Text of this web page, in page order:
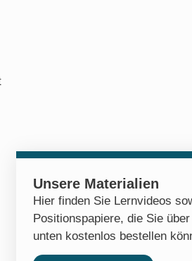
Unsere Materialien
Hier finden Sie Lernvideos
Positionspapiere, die Sie
unten kostenlos bestellen